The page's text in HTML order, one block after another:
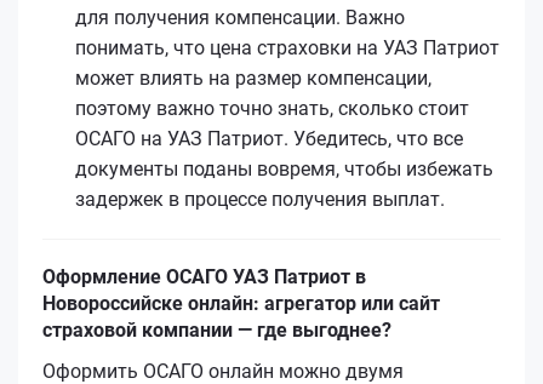
для получения компенсации. Важно
понимать, что цена страховки на УАЗ Патриот
может влиять на размер компенсации,
поэтому важно точно знать, сколько стоит
ОСАГО на УАЗ Патриот. Убедитесь, что все
документы поданы вовремя, чтобы избежать
задержек в процессе получения выплат.
Оформление ОСАГО УАЗ Патриот в
Новороссийске онлайн: агрегатор или сайт
страховой компании — где выгоднее?
Оформить ОСАГО онлайн можно двумя